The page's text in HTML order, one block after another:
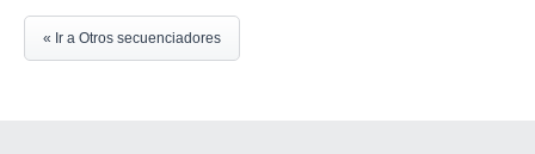
« Ir a Otros secuenciadores